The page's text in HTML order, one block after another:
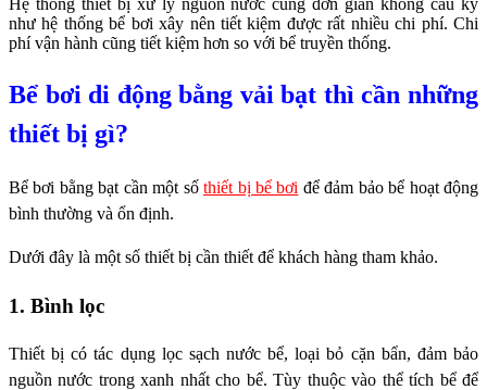
Hệ thống thiết bị xử lý nguồn nước cũng đơn giản không cầu kỳ
như hệ thống bể bơi xây nên tiết kiệm được rất nhiều chi phí. Chi
phí vận hành cũng tiết kiệm hơn so với bể truyền thống.
Bể bơi di động bằng vải bạt thì cần những
thiết bị gì?
Bể bơi bằng bạt cần một sốthiết bị bể bơi để đảm bảo bể hoạt động
bình thường và ổn định.
Dưới đây là một số thiết bị cần thiết để khách hàng tham khảo.
1. Bình lọc
Thiết bị có tác dụng lọc sạch nước bể, loại bỏ cặn bẩn, đảm bảo
nguồn nước trong xanh nhất cho bể. Tùy thuộc vào thể tích bể để